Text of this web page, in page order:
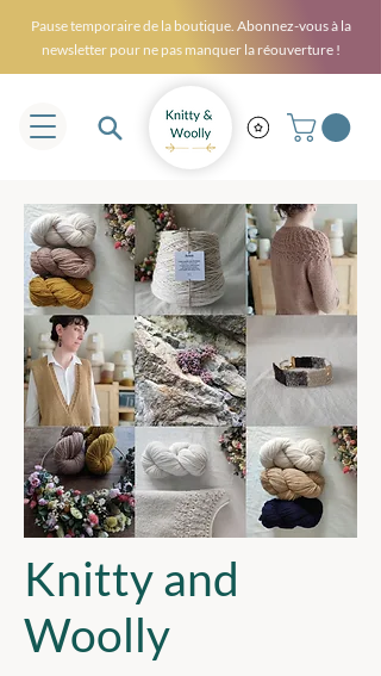
Pause temporaire de la boutique. Abonnez-vous à la
newsletter pour ne pas manquer la réouverture !
Knitty and
Woolly